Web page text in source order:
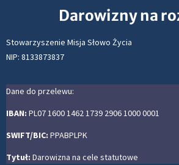
Darowizny na
Stowarzyszenie Misja Słowo Życia
NIP: 8133873837
Dane do przelewu:
IBAN: PL07 1600 1462 1739 2906 1000 0001
SWIFT/BIC: PPABPLPK
Tytuł: Darowizna na cele statutowe